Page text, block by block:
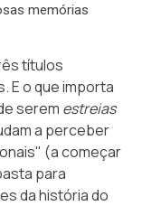
memórias
títulos
E o que importa
serem estreias
a perceber
(a começar
para
da história do